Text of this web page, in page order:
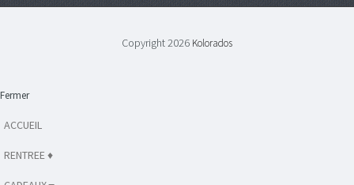
Copyright 2026 Kolorados
Fermer
ACCUEIL
RENTREE ♦